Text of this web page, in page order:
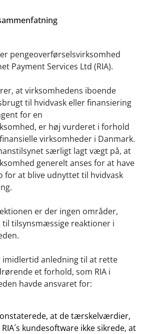
pengeoverførselsvirksomhed
Payment Services Ltd (RIA).
at virksomhedens iboende
til hvidvask eller finansiering
for en
er høj vurderet i forhold
virksomheder i Danmark.
særligt lagt vægt på, at
generelt anses for at have
for at blive udnyttet til hvidvask
er der ingen områder,
til tilsynsmæssige reaktioner i
imidlertid anledning til at rette
et forhold, som RIA i
havde ansvaret for:
at de tærskelværdier,
kundesoftware ikke sikrede, at